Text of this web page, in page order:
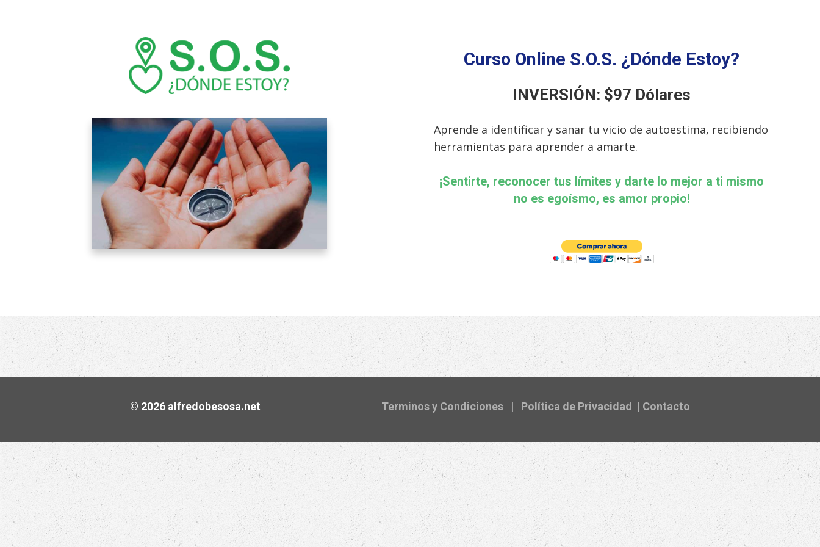
Curso Online S.O.S. ¿Dónde Estoy?
INVERSIÓN: $97 Dólares
Aprende a identificar y sanar tu vicio de autoestima, recibiendo
herramientas para aprender a amarte.
¡Sentirte, reconocer tus límites y darte lo mejor a ti mismo
no es egoísmo, es amor propio!
© 2026 alfredobesosa.net Terminos y Condiciones | Política de Privacidad | Contacto